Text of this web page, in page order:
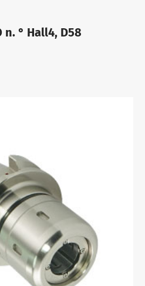
n. ° Hall4, D58